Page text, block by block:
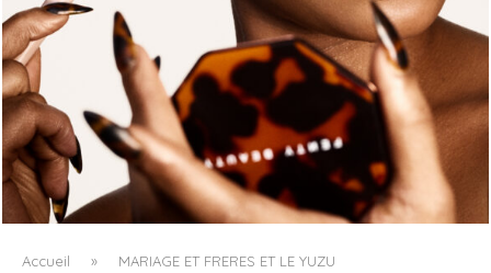
FENTY BEAUTY EXPLORE LA TEXTURE COMME LANGAGE
AVEC LE SUN STALK’R SOUFFLÉ...
Accueil » MARIAGE ET FRERES ET LE YUZU